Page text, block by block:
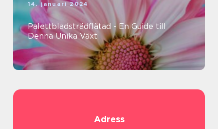
14. januari 2024
Palettbladsträdflätad - En Guide till
Denna Unika Växt
Adress